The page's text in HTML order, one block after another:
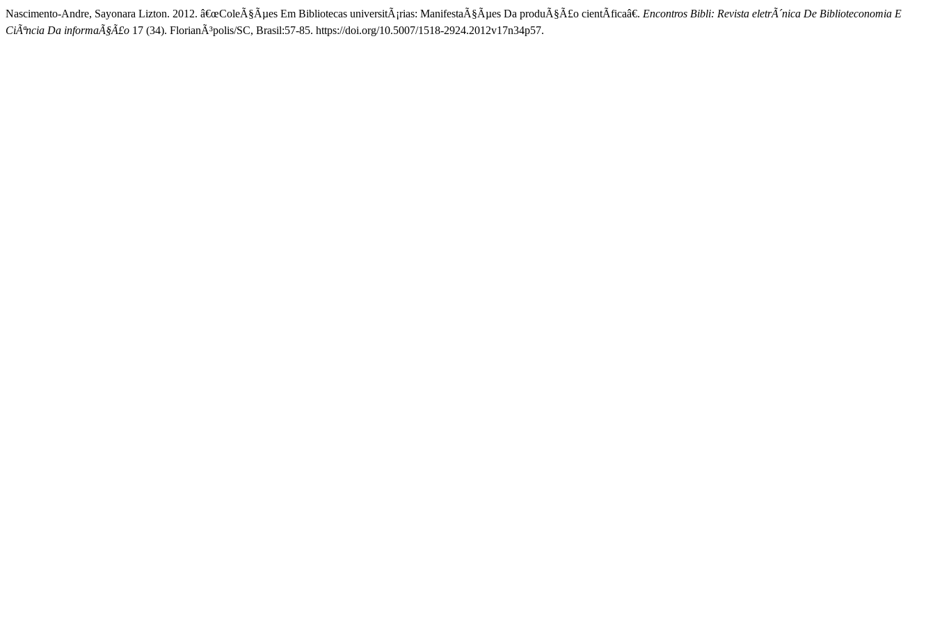
Nascimento-Andre, Sayonara Lizton. 2012. â€œColeÃ§Ãµes Em Bibliotecas universitÃ¡rias: ManifestaÃ§Ãµes Da produÃ§Ã£o cientÃ­ficaâ€. Encontros Bibli: Revista eletrÃ´nica De Biblioteconomia E
CiÃªncia Da informaÃ§Ã£o 17 (34). FlorianÃ³polis/SC, Brasil:57-85. https://doi.org/10.5007/1518-2924.2012v17n34p57.